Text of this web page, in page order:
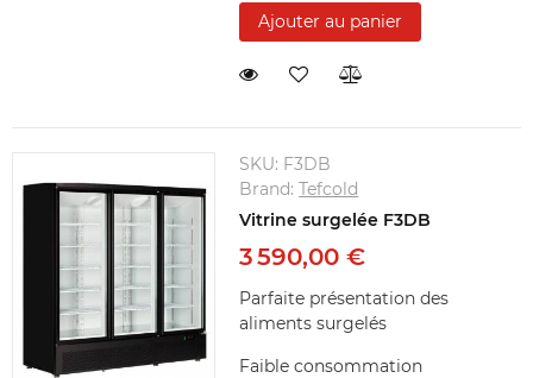
Ajouter au panier
SKU: F3DB
Brand:Tefcold
Vitrine surgelée F3DB
3 590,00 €
Parfaite présentation des
aliments surgelés
Faible consommation